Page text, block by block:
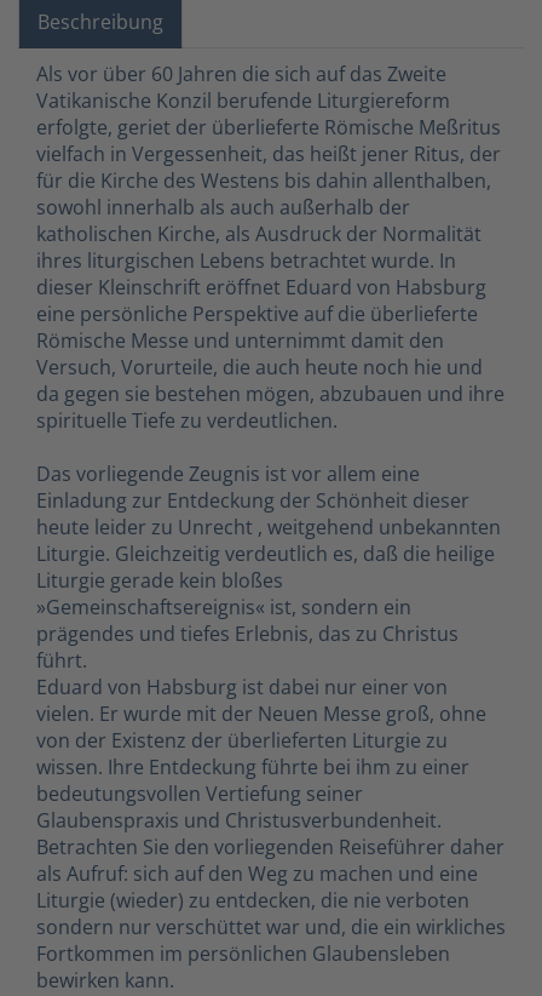
Beschreibung
Als vor über 60 Jahren die sich auf das Zweite
Vatikanische Konzil berufende Liturgiereform
erfolgte, geriet der überlieferte Römische Meßritus
vielfach in Vergessenheit, das heißt jener Ritus, der
für die Kirche des Westens bis dahin allenthalben,
sowohl innerhalb als auch außerhalb der
katholischen Kirche, als Ausdruck der Normalität
ihres liturgischen Lebens betrachtet wurde. In
dieser Kleinschrift eröffnet Eduard von Habsburg
eine persönliche Perspektive auf die überlieferte
Römische Messe und unternimmt damit den
Versuch, Vorurteile, die auch heute noch hie und
da gegen sie bestehen mögen, abzubauen und ihre
spirituelle Tiefe zu verdeutlichen.
Das vorliegende Zeugnis ist vor allem eine
Einladung zur Entdeckung der Schönheit dieser 
heute leider zu Unrecht , weitgehend unbekannten
Liturgie. Gleichzeitig verdeutlich es, daß die heilige
Liturgie gerade kein bloßes
»Gemeinschaftsereignis« ist, sondern ein
prägendes und tiefes Erlebnis, das zu Christus
führt.
Eduard von Habsburg ist dabei nur einer von
vielen. Er wurde mit der Neuen Messe groß, ohne
von der Existenz der überlieferten Liturgie zu
wissen. Ihre Entdeckung führte bei ihm zu einer
bedeutungsvollen Vertiefung seiner
Glaubenspraxis und Christusverbundenheit.
Betrachten Sie den vorliegenden Reiseführer daher
als Aufruf: sich auf den Weg zu machen und eine
Liturgie (wieder) zu entdecken, die nie verboten
sondern nur verschüttet war und, die ein wirkliches
Fortkommen im persönlichen Glaubensleben
bewirken kann.